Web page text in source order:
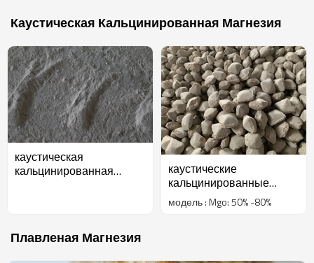
Каустическая Кальцинированная Магнезия
каустическая
кальцинированная
каустические
кальцинированные
магнезиальные брикеты
65%
модель : Mgo: 50% -80%
Плавленая Магнезия